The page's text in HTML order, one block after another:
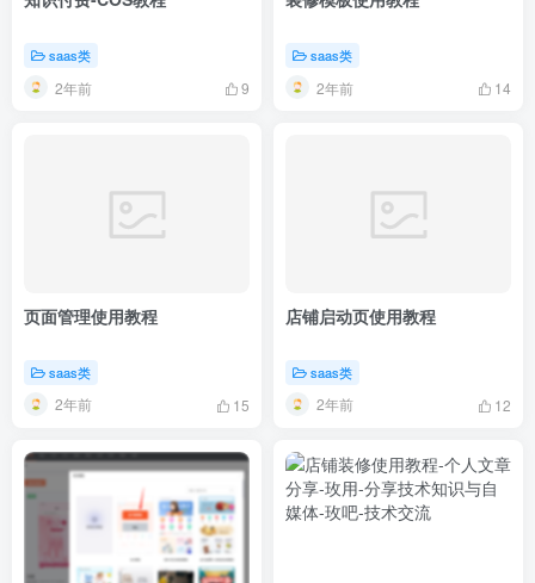
saas类
2年前 9
saas类
2年前 14
页面管理使用教程
saas类
2年前 15
店铺启动页使用教程
saas类
2年前 12